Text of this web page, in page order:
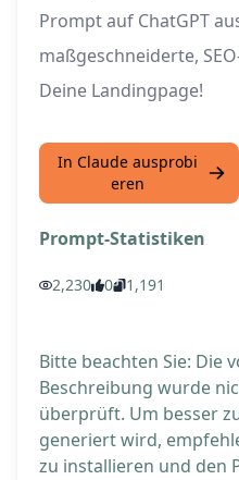
Prompt auf ChatGPT
maßgeschneiderte,
Deine Landingpage!
In Claude ausprobi
eren
Prompt-Statistiken
2,230 0 1,191
Bitte beachten Sie: Die
Beschreibung wurde
überprüft. Um besser
generiert wird,
zu installieren und den